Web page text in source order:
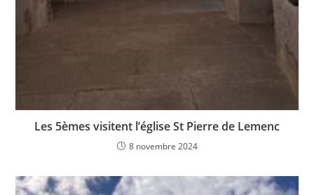
Les 5èmes visitent l’église St Pierre de Lemenc
8 novembre 2024